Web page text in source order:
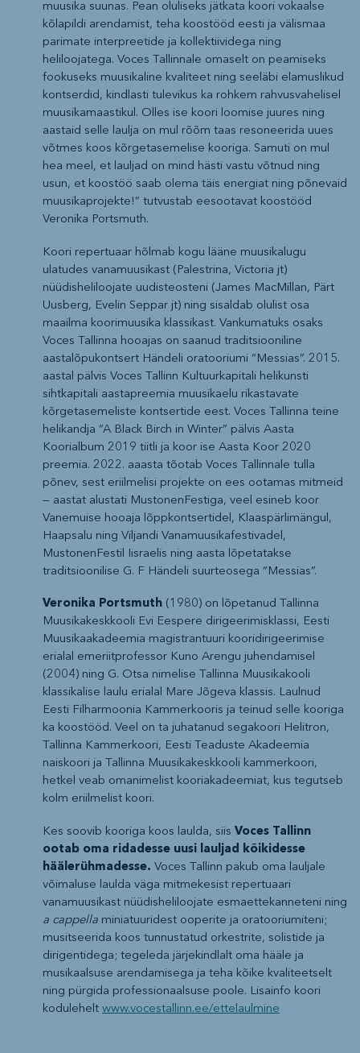
muusika suunas. Pean oluliseks jätkata koori vokaalse
kõlapildi arendamist, teha koostööd eesti ja välismaa
parimate interpreetide ja kollektiividega ning
heliloojatega. Voces Tallinnale omaselt on peamiseks
fookuseks muusikaline kvaliteet ning seeläbi elamuslikud
kontserdid, kindlasti tulevikus ka rohkem rahvusvahelisel
muusikamaastikul. Olles ise koori loomise juures ning
aastaid selle laulja on mul rõõm taas resoneerida uues
võtmes koos kõrgetasemelise kooriga. Samuti on mul
hea meel, et lauljad on mind hästi vastu võtnud ning
usun, et koostöö saab olema täis energiat ning põnevaid
muusikaprojekte!” tutvustab eesootavat koostööd
Veronika Portsmuth.
Koori repertuaar hõlmab kogu lääne muusikalugu
ulatudes vanamuusikast (Palestrina, Victoria jt)
nüüdisheliloojate uudisteosteni (James MacMillan, Pärt
Uusberg, Evelin Seppar jt) ning sisaldab olulist osa
maailma koorimuusika klassikast. Vankumatuks osaks
Voces Tallinna hooajas on saanud traditsiooniline
aastalõpukontsert Händeli oratooriumi “Messias”. 2015.
aastal pälvis Voces Tallinn Kultuurkapitali helikunsti
sihtkapitali aastapreemia muusikaelu rikastavate
kõrgetasemeliste kontsertide eest. Voces Tallinna teine
helikandja “A Black Birch in Winter” pälvis Aasta
Koorialbum 2019 tiitli ja koor ise Aasta Koor 2020
preemia. 2022. aaasta tõotab Voces Tallinnale tulla
põnev, sest eriilmelisi projekte on ees ootamas mitmeid
— aastat alustati MustonenFestiga, veel esineb koor
Vanemuise hooaja lõppkontsertidel, Klaaspärlimängul,
Haapsalu ning Viljandi Vanamuusikafestivadel,
MustonenFestil Iisraelis ning aasta lõpetatakse
traditsioonilise G. F Händeli suurteosega “Messias”.
Veronika Portsmuth(1980) on lõpetanud Tallinna
Muusikakeskkooli Evi Eespere dirigeerimisklassi, Eesti
Muusikaakadeemia magistrantuuri kooridirigeerimise
erialal emeriitprofessor Kuno Arengu juhendamisel
(2004) ning G. Otsa nimelise Tallinna Muusikakooli
klassikalise laulu erialal Mare Jõgeva klassis. Laulnud
Eesti Filharmoonia Kammerkooris ja teinud selle kooriga
ka koostööd. Veel on ta juhatanud segakoori Helitron,
Tallinna Kammerkoori, Eesti Teaduste Akadeemia
naiskoori ja Tallinna Muusikakeskkooli kammerkoori,
hetkel veab omanimelist kooriakadeemiat, kus tegutseb
kolm eriilmelist koori.
Kes soovib kooriga koos laulda, siis Voces Tallinn
ootab oma ridadesse uusi lauljad kõikidesse
häälerühmadesse. Voces Tallinn pakub oma lauljale
võimaluse laulda väga mitmekesist repertuaari
vanamuusikast nüüdisheliloojate esmaettekanneteni ning
a cappellaminiatuuridest ooperite ja oratooriumiteni;
musitseerida koos tunnustatud orkestrite, solistide ja
dirigentidega; tegeleda järjekindlalt oma hääle ja
musikaalsuse arendamisega ja teha kõike kvaliteetselt
ning pürgida professionaalsuse poole. Lisainfo koori
kodulehelt www.vocestallinn.ee/ettelaulmine